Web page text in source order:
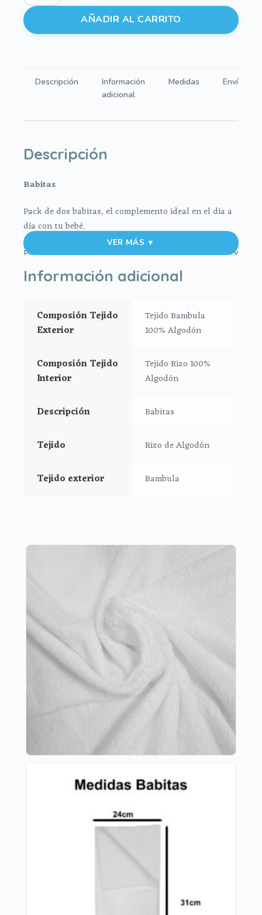
Beis
cantidad
AÑADIR AL CARRITO
Descripción
Información
adicional
Medidas Envíos
Descripción
Babitas
Pack de dos babitas, el complemento ideal en el día a
día con tu bebé.
Por un lado, tejido de algodón a juego con tu capazo y
por el otro lado en rizo de algodón.
**Puedes lavar a mano o en lavadora, siempre agua
fría, jabones no abrasivos y secado al natural.
VER MÁS ▼
Información adicional
Composión Tejido
Exterior
Tejido Bambula
100% Algodón
Composión Tejido
Interior
Tejido Rizo 100%
Algodón
Descripción Babitas
Tejido Rizo de Algodón
Tejido exterior Bambula